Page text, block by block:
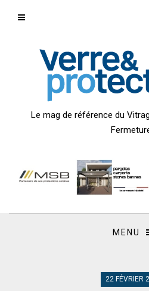
Le mag de référence du
MENU
22 FÉVRIER